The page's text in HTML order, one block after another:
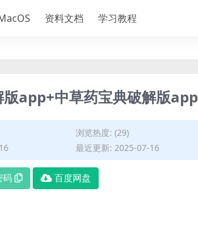
资料文档 学习教程
app+中草药宝典破解版app
浏览热度: (29)
最近更新: 2025-07-16
码 百度网盘